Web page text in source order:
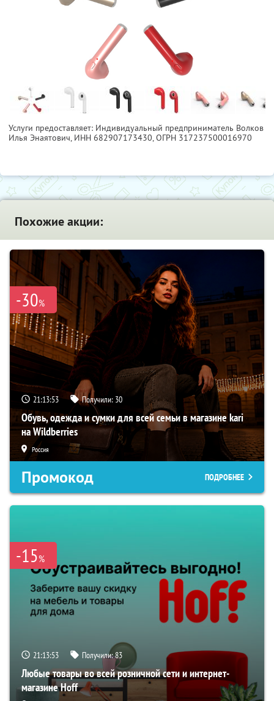
Услуги предоставляет: Индивидуальный предприниматель Волков
Илья Энаятович, ИНН 682907173430, ОГРН 317237500016970
Похожие акции:
-30%
21:13:52 Получили: 30
Обувь, одежда и сумки для всей семьи в магазине kari
на Wildberries
Россия
Промокод ПОДРОБНЕЕ
-15%
21:13:52 Получили:83
Любые товары во всей розничной сети и интернет-
магазине Hoff